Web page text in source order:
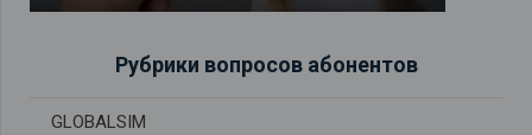
Рубрики вопросов абонентов
GLOBALSIM